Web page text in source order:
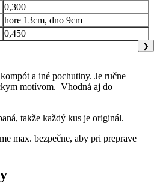
❯
0,300
hore 13cm, dno 9cm
0,450
a iné pochutiny. Je ručne
motívom. Vhodná aj do
takže každý kus je originál.
max. bezpečne, aby pri preprave